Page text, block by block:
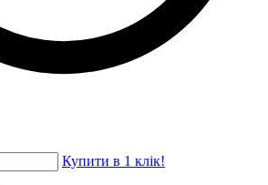
Купити в 1 клік!